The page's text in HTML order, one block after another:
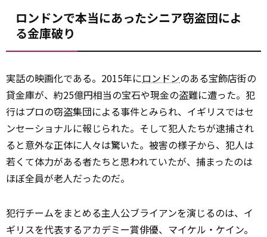
ロンドンで本当にあったシニア窃盗団によ
る金庫破り
実話の映画化である。2015年にロンドンのある宝飾店街の
貸金庫が、約25億円相当の宝石や現金の盗難に遭った。犯
行はプロの窃盗集団による事件とみられ、イギリスではセ
ンセーショナルに報じられた。そして犯人たちが逮捕され
ると意外な正体に人々は驚いた。被害の様子から、犯人は
若くて体力がある者たちと思われていたが、捕まったのは
ほぼ全員が老人だったのだ。
犯行チームをまとめる主人公ブライアンを演じるのは、イ
ギリスを代表するアカデミー賞俳優、マイケル・ケイン。